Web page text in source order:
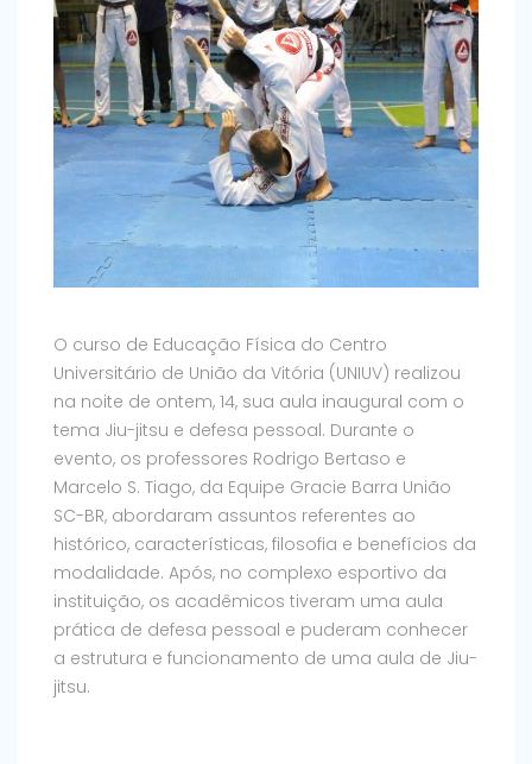
O curso de Educação Física do Centro
Universitário de União da Vitória (UNIUV) realizou
na noite de ontem, 14, sua aula inaugural com o
tema Jiu-jitsu e defesa pessoal. Durante o
evento, os professores Rodrigo Bertaso e
Marcelo S. Tiago, da Equipe Gracie Barra União
SC-BR, abordaram assuntos referentes ao
histórico, características, filosofia e benefícios da
modalidade. Após, no complexo esportivo da
instituição, os acadêmicos tiveram uma aula
prática de defesa pessoal e puderam conhecer
a estrutura e funcionamento de uma aula de Jiu-
jitsu.